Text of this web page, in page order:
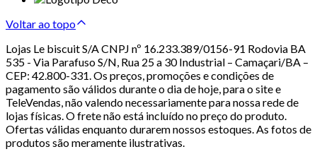
Voltar ao topo
Lojas Le biscuit S/A CNPJ nº 16.233.389/0156-91 Rodovia BA
535 - Via Parafuso S/N, Rua 25 a 30 Industrial – Camaçari/BA –
CEP: 42.800-331. Os preços, promoções e condições de
pagamento são válidos durante o dia de hoje, para o site e
TeleVendas, não valendo necessariamente para nossa rede de
lojas físicas. O frete não está incluído no preço do produto.
Ofertas válidas enquanto durarem nossos estoques. As fotos de
produtos são meramente ilustrativas.